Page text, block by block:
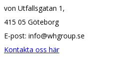
von Utfallsgatan 1,
415 05 Göteborg
E-post: info@whgroup.se
Kontakta oss här